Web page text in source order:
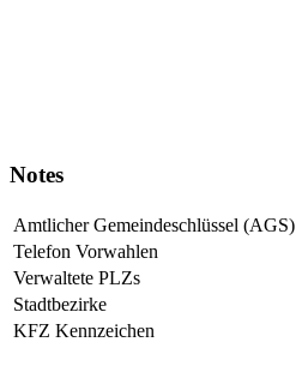
Notes
Amtlicher Gemeindeschlüssel (AGS)
Telefon Vorwahlen
Verwaltete PLZs
Stadtbezirke
KFZ Kennzeichen